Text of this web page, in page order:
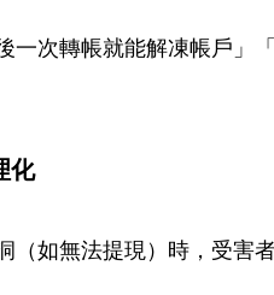
一次轉帳就能解凍帳戶」
化
（如無法提現）時，受害